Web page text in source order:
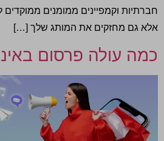
חברתיות וקמפיינים ממומנים ממוקדים
אלא גם מחזקים את המותג שלך […]
כמה עולה פרסום